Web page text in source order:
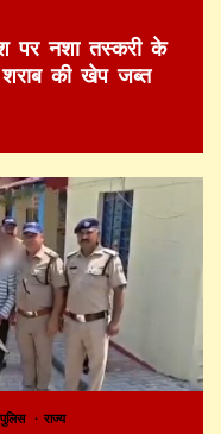
पर नशा तस्करी के
शराब की खेप जब्त
पुलिस राज्य